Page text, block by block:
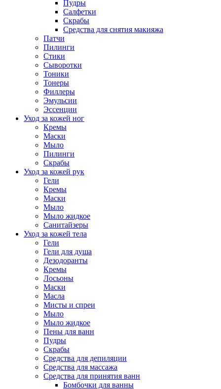
Пудры
Салфетки
Скрабы
Средства для снятия макияжа
Патчи
Пилинги
Стики
Сыворотки
Тоники
Тонеры
Филлеры
Эмульсии
Эссенции
Уход за кожей ног
Кремы
Маски
Мыло
Пилинги
Скрабы
Уход за кожей рук
Гели
Кремы
Маски
Мыло
Мыло жидкое
Санитайзеры
Уход за кожей тела
Гели
Гели для душа
Дезодоранты
Кремы
Лосьоны
Маски
Масла
Мисты и спреи
Мыло
Мыло жидкое
Пены для ванн
Пудры
Скрабы
Средства для депиляции
Средства для массажа
Средства для принятия ванн
Бомбочки для ванны